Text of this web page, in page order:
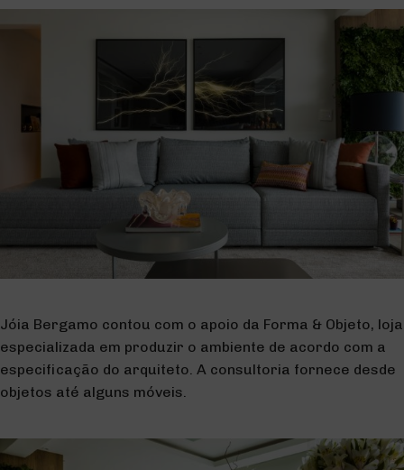
Jóia Bergamo contou com o apoio da Forma & Objeto, loja
especializada em produzir o ambiente de acordo com a
especificação do arquiteto. A consultoria fornece desde
objetos até alguns móveis.